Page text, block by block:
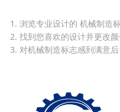
1. 浏览专业设计的 机械制造
2. 找到您喜欢的设计并更改
3. 对机械制造标志感到满意